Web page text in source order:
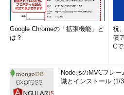
Google Chromeの「拡張機能」と
は？
祝
償
C
Node.jsのMVCフレ
識とインストール (1/